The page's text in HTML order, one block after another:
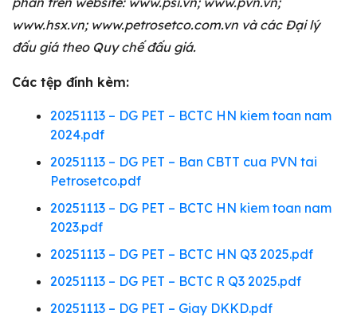
www.hsx.vn; www.petrosetco.com.vn và các Đại lý
đấu giá theo Quy chế đấu giá.
Các tệp đính kèm:
20251113 – DG PET – BCTC HN kiem toan nam
2024.pdf
20251113 – DG PET – Ban CBTT cua PVN tai
Petrosetco.pdf
20251113 – DG PET – BCTC HN kiem toan nam
2023.pdf
20251113 – DG PET – BCTC HN Q3 2025.pdf
20251113 – DG PET – BCTC R Q3 2025.pdf
20251113 – DG PET – Giay DKKD.pdf